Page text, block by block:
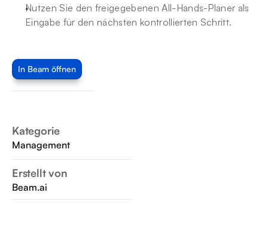
In Beam öffnen
Kategorie
Management
Erstellt von
Beam.ai
Nutzen Sie den freigegebenen All-Hands-Planer als
Eingabe für den nächsten kontrollierten Schritt.